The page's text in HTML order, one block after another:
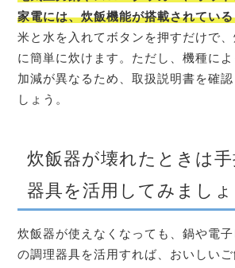
家電には、炊飯機能が搭載されてい
米と水を入れてボタンを押すだけで
に簡単に炊けます。ただし、機種に
加減が異なるため、取扱説明書を確
しょう。
炊飯器が壊れたときは
器具を活用してみましょ
炊飯器が使えなくなっても、鍋や電
の調理器具を活用すれば、おいしい